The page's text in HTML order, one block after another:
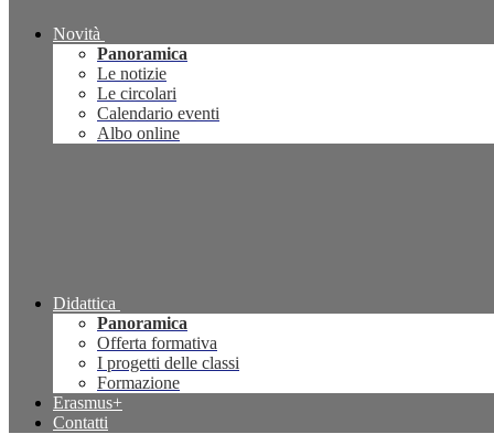
Novità
Panoramica
Le notizie
Le circolari
Calendario eventi
Albo online
Didattica
Panoramica
Offerta formativa
I progetti delle classi
Formazione
Erasmus+
Contatti